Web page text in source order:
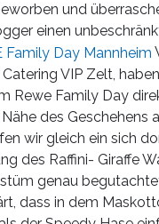
und
einen
VIP Zelt,
Rewe Family Day
des Geschehens
wir gleich ein sich
des Raffini- Giraffe
genau
dass in dem